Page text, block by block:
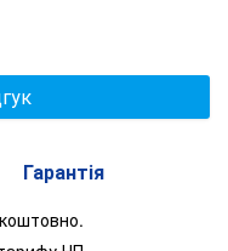
Гарантія